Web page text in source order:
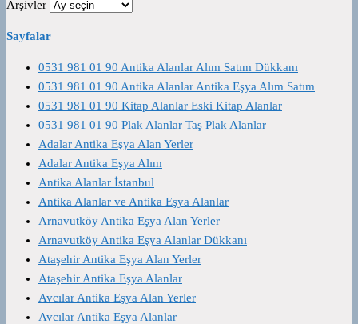
Arşivler
Sayfalar
0531 981 01 90 Antika Alanlar Alım Satım Dükkanı
0531 981 01 90 Antika Alanlar Antika Eşya Alım Satım
0531 981 01 90 Kitap Alanlar Eski Kitap Alanlar
0531 981 01 90 Plak Alanlar Taş Plak Alanlar
Adalar Antika Eşya Alan Yerler
Adalar Antika Eşya Alım
Antika Alanlar İstanbul
Antika Alanlar ve Antika Eşya Alanlar
Arnavutköy Antika Eşya Alan Yerler
Arnavutköy Antika Eşya Alanlar Dükkanı
Ataşehir Antika Eşya Alan Yerler
Ataşehir Antika Eşya Alanlar
Avcılar Antika Eşya Alan Yerler
Avcılar Antika Eşya Alanlar